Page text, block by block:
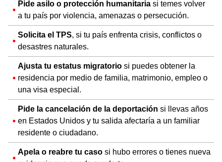
Pide asilo o protección humanitaria si temes volver
a tu país por violencia, amenazas o persecución.
Solicita el TPS, si tu país enfrenta crisis, conflictos o
desastres naturales.
Ajusta tu estatus migratorio si puedes obtener la
residencia por medio de familia, matrimonio, empleo o
una visa especial.
Pide la cancelación de la deportación si llevas años
en Estados Unidos y tu salida afectaría a un familiar
residente o ciudadano.
Apela o reabre tu caso si hubo errores o tienes nueva